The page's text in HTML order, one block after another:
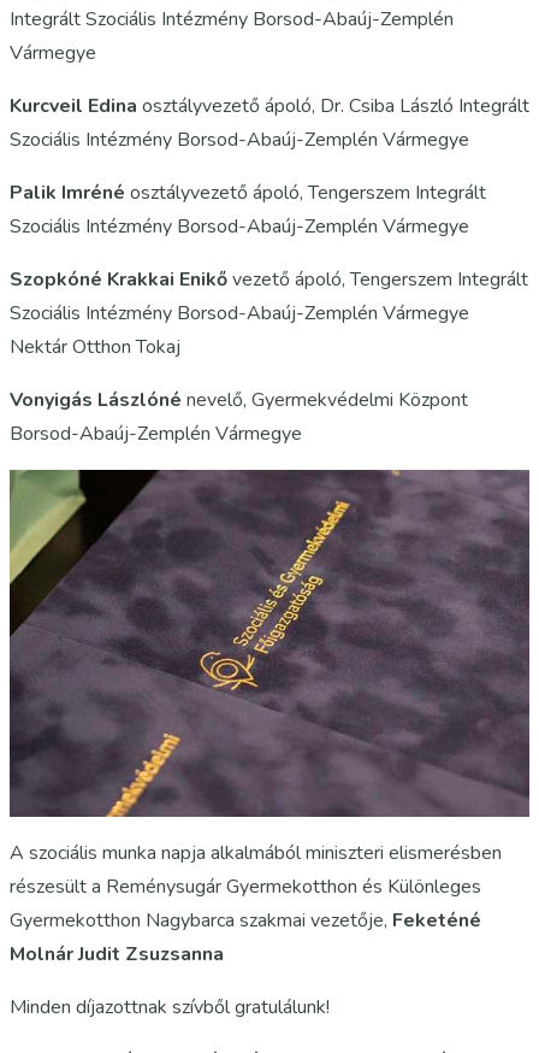
Integrált Szociális Intézmény Borsod-Abaúj-Zemplén
Vármegye
Kurcveil Edina osztályvezető ápoló, Dr. Csiba László Integrált
Szociális Intézmény Borsod-Abaúj-Zemplén Vármegye
Palik Imréné osztályvezető ápoló, Tengerszem Integrált
Szociális Intézmény Borsod-Abaúj-Zemplén Vármegye
Szopkóné Krakkai Enikővezető ápoló, Tengerszem Integrált
Szociális Intézmény Borsod-Abaúj-Zemplén Vármegye
Nektár Otthon Tokaj
Vonyigás Lászlóné nevelő, Gyermekvédelmi Központ
Borsod-Abaúj-Zemplén Vármegye
A szociális munka napja alkalmából miniszteri elismerésben
részesült a Reménysugár Gyermekotthon és Különleges
Gyermekotthon Nagybarca szakmai vezetője, Feketéné
Molnár Judit Zsuzsanna
Minden díjazottnak szívből gratulálunk!